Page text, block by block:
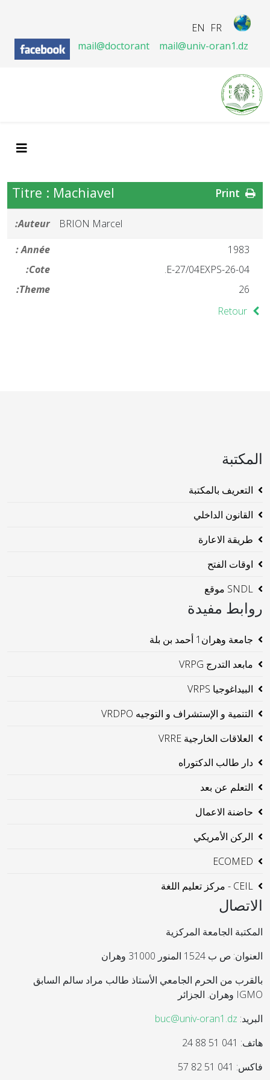
FR
EN
mail@doctorant
mail@univ-oran1.dz
Titre : Machiavel
Auteur:
BRION Marcel
Année :
1983
Cote:
26-04-E-27/04EXPS.
Theme:
26
Retour
المكتبة
التعريف بالمكتبة
القانون الداخلي
طريقة الاعارة
اوقات الفتح
SNDL موقع
روابط مفيدة
جامعة وهران1 أحمد بن بلة
مابعد التدرج VRPG
البيداغوجيا VRPS
التنمية و الإستشراف و التوجيه VRDPO
العلاقات الخارجية VRRE
دار طالب الدكتوراه
التعلم عن بعد
حاضنة الاعمال
الركن الأمريكي
ECOMED
CEIL - مركز تعليم اللغة
الاتصال
المكتبة الجامعة المركزية
العنوان: ص ب 1524 المنور 31000 وهران
بالقرب من الحرم الجامعي الأستاذ طالب مراد سالم السابق
IGMO وهران. الجزائر
البريد: buc@univ-oran1.dz
هاتف: 041 51 88 24
فاكس: 041 51 82 57